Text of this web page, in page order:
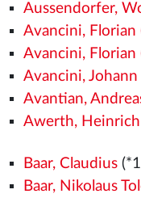
Aussendorfer,
Avancini, Florian
Avancini, Florian
Avancini, Johann
Avantian,
Awerth, Heinrich
Baar, Claudius
Baar, Nikolaus